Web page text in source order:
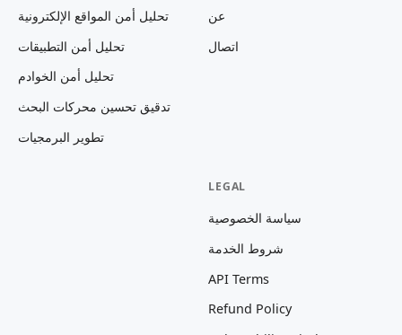
عن
اتصال
تحليل أمن المواقع الإلكترونية
تحليل أمن التطبيقات
تحليل أمن الخوادم
تدقيق تحسين محركات البحث
تطوير البرمجيات
LEGAL
سياسة الخصوصية
شروط الخدمة
API Terms
Refund Policy